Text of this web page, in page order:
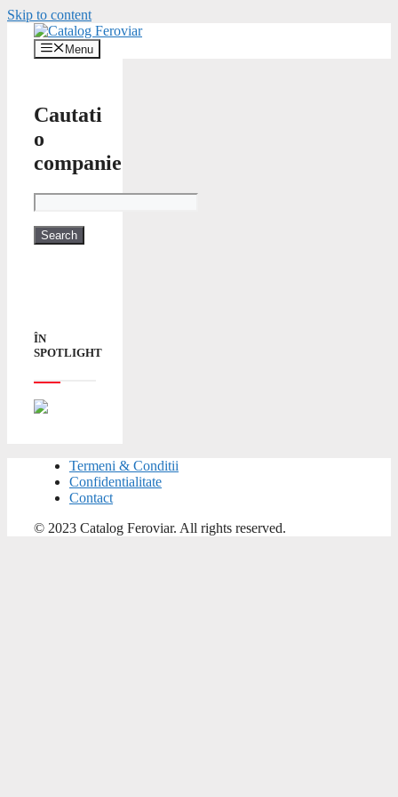
Skip to content
Menu
Cautati
o
companie
ÎN
SPOTLIGHT
Termeni & Conditii
Confidentialitate
Contact
© 2023 Catalog Feroviar. All rights reserved.